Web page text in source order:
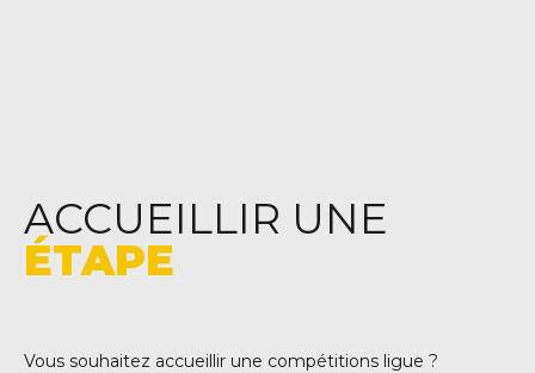
ACCUEILLIR UNE
ÉTAPE
Vous souhaitez accueillir une compétitions ligue ?